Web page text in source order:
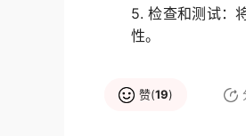
5. 检查和测试：
性。
赞(19)